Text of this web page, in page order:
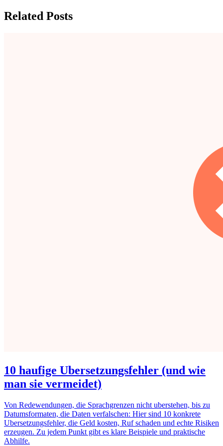
Related Posts
10 haufige Ubersetzungsfehler (und wie
man sie vermeidet)
Von Redewendungen, die Sprachgrenzen nicht uberstehen, bis zu
Datumsformaten, die Daten verfalschen: Hier sind 10 konkrete
Ubersetzungsfehler, die Geld kosten, Ruf schaden und echte Risiken
erzeugen. Zu jedem Punkt gibt es klare Beispiele und praktische
Abhilfe.